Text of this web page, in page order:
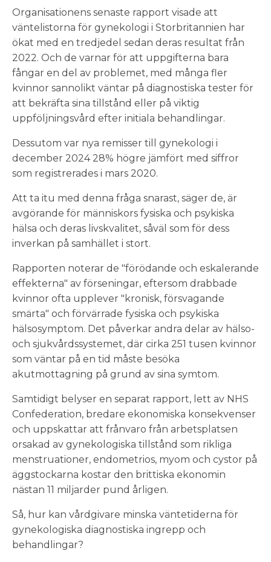
Organisationens senaste rapport visade att
väntelistorna för gynekologi i Storbritannien har
ökat med en tredjedel sedan deras resultat från
2022. Och de varnar för att uppgifterna bara
fångar en del av problemet, med många fler
kvinnor sannolikt väntar på diagnostiska tester för
att bekräfta sina tillstånd eller på viktig
uppföljningsvård efter initiala behandlingar.
Dessutom var nya remisser till gynekologi i
december 2024 28% högre jämfört med siffror
som registrerades i mars 2020.
Att ta itu med denna fråga snarast, säger de, är
avgörande för människors fysiska och psykiska
hälsa och deras livskvalitet, såväl som för dess
inverkan på samhället i stort.
Rapporten noterar de "förödande och eskalerande
effekterna" av förseningar, eftersom drabbade
kvinnor ofta upplever "kronisk, försvagande
smärta" och förvärrade fysiska och psykiska
hälsosymptom. Det påverkar andra delar av hälso-
och sjukvårdssystemet, där cirka 251 tusen kvinnor
som väntar på en tid måste besöka
akutmottagning på grund av sina symtom.
Samtidigt belyser en separat rapport, lett av NHS
Confederation, bredare ekonomiska konsekvenser
och uppskattar att frånvaro från arbetsplatsen
orsakad av gynekologiska tillstånd som rikliga
menstruationer, endometrios, myom och cystor på
äggstockarna kostar den brittiska ekonomin
nästan 11 miljarder pund årligen.
Så, hur kan vårdgivare minska väntetiderna för
gynekologiska diagnostiska ingrepp och
behandlingar?